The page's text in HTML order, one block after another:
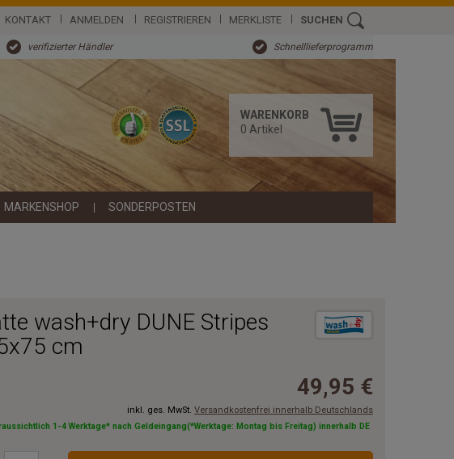
KONTAKT ANMELDEN REGISTRIEREN MERKLISTE SUCHEN
verifizierter Händler Schnelllieferprogramm
WARENKORB
0 Artikel
MARKENSHOP SONDERPOSTEN
wash+dry DUNE Stripes
cm
49,95 €
inkl. ges. MwSt. Versandkostenfrei innerhalb Deutschlands
1-4 Werktage* nach Geldeingang(*Werktage: Montag bis Freitag) innerhalb DE